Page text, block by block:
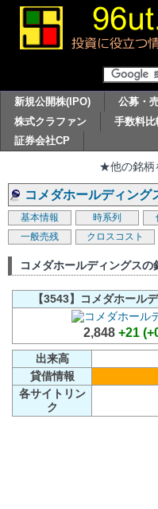
新規公開株(IPO) 公募・
株式クラファン
手数料比
証券会社CP
★他の銘柄
コメダホールディング
基本情報 時系列
一般売残
クロスコスト
コメダホールディングスの
【3543】コメダホール
2,848 +21
出来高
貸借情報
各サイトリン
ク